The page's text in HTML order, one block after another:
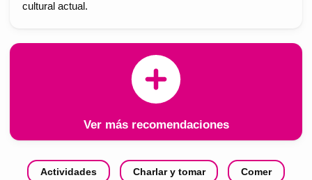
cultural actual.
Ver más recomendaciones
Actividades Charlar y tomar Comer